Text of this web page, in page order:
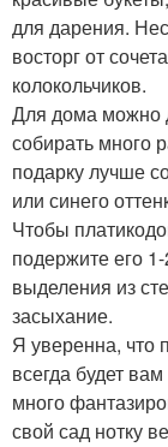
для дарения.
восторг от
колокольчиков.
Для дома можно
собирать много
подарку лучше
или синего
Чтобы
подержите его
выделения из
засыхание.
Я уверенна, что
всегда будет
много
свой сад нотку